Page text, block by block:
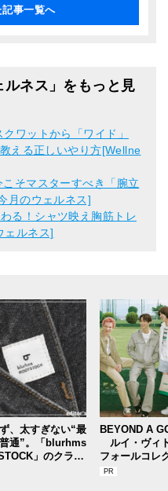
記事一覧へ
ルネス」をもっと見
ワットから「ワイド」
える正しいやり方[Wellne
そマスターすべき「腕立
月のウェルネス]
る！シャツ映え胸筋トレ
ェルネス]
、太すぎない“最
通”。「blurhms
」のクラシ
BEYOND A
ルイ・ヴィ
フォールコレ
描くプレッピ